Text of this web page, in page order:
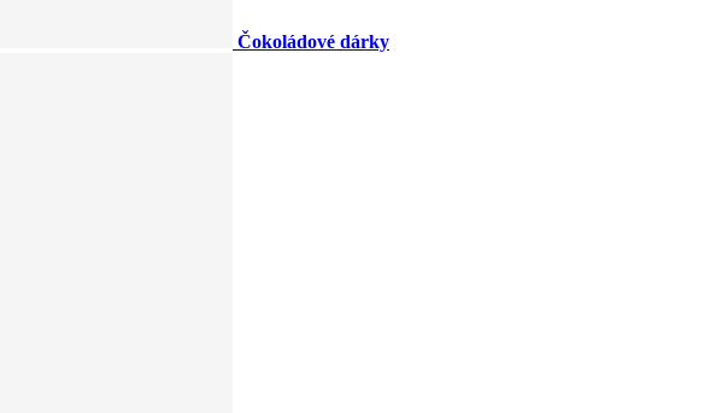
Čokoládové dárky